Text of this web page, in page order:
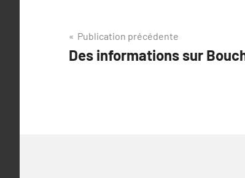
Navigation
de
Publication précédente
Des informations sur